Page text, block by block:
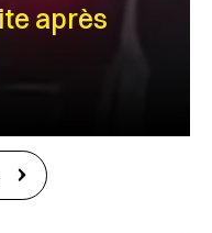
après